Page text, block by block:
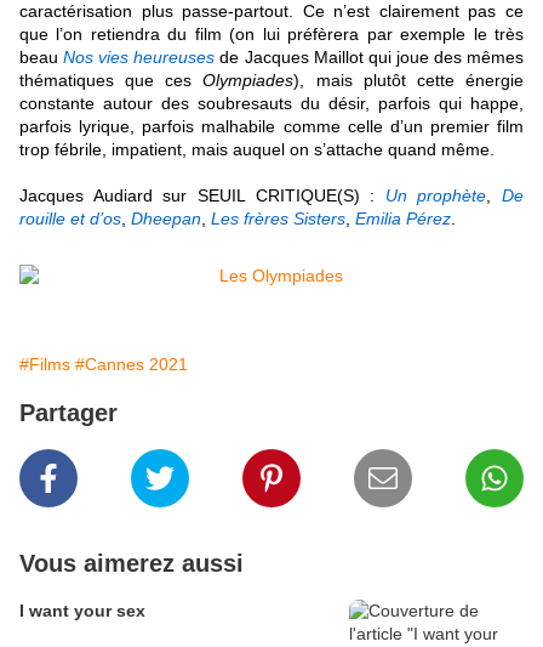
caractérisation plus passe-partout. Ce n’est clairement pas ce
que l’on retiendra du film (on lui préfèrera par exemple le très
beauNos vies heureuses de Jacques Maillot qui joue des mêmes
thématiques que cesOlympiades), mais plutôt cette énergie
constante autour des soubresauts du désir, parfois qui happe,
parfois lyrique, parfois malhabile comme celle d’un premier film
trop fébrile, impatient, mais auquel on s’attache quand même
Jacques Audiard sur SEUIL CRITIQUE(S) : Un prophète
De
rouille et d’os Dheepan Les frères Sisters Emilia Pérez
#Films #Cannes 2021
Partager
Vous aimerez aussi
I want your sex